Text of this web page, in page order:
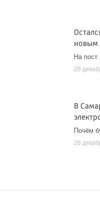
новым
На пост
26
В
Почём
26